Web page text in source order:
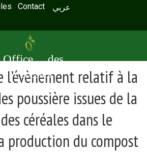
Contact عربي
Office des
céréales
l’évènement relatif à la
poussière issues de la
céréales dans le
production du compost